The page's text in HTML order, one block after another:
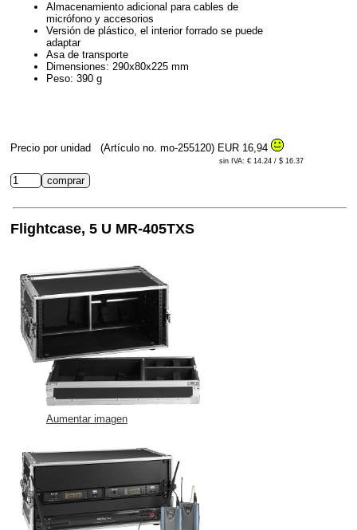
Almacenamiento adicional para cables de
micrófono y accesorios
Versión de plástico, el interior forrado se puede
adaptar
Asa de transporte
Dimensiones: 290x80x225 mm
Peso: 390 g
Precio por unidad (Artículo no. mo-255120) EUR 16,94
sin IVA: € 14.24 / $ 16.37
Flightcase, 5 U MR-405TXS
Aumentar imagen